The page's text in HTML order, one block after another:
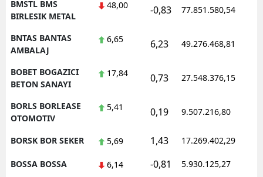
BMSTL BMS
BIRLESIK METAL
48,00 -0,83 77.851.580,54
BNTAS BANTAS
AMBALAJ
6,65 6,23 49.276.468,81
BOBET BOGAZICI
BETON SANAYI
17,84 0,73 27.548.376,15
BORLS BORLEASE
OTOMOTIV
5,41 0,19 9.507.216,80
BORSK BOR SEKER 5,69 1,43 17.269.402,29
BOSSA BOSSA 6,14 -0,81 5.930.125,27